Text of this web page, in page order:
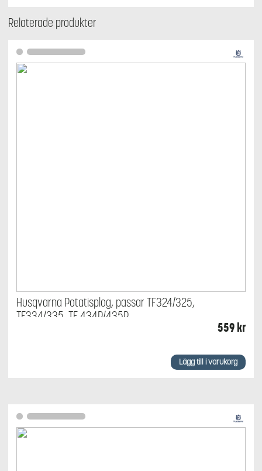
Relaterade produkter
Husqvarna Potatisplog, passar TF324/325,
TF334/335, TF 434P/435P
559kr
Lägg till i varukorg